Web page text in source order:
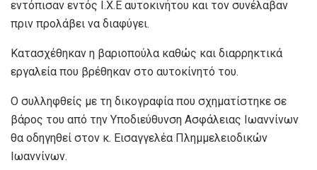
εντόπισαν εντός Ι.Χ.Ε αυτοκινήτου και τον συνέλαβαν
πριν προλάβει να διαφύγει.
Κατασχέθηκαν η βαριοπούλα καθώς και διαρρηκτικά
εργαλεία που βρέθηκαν στο αυτοκίνητό του.
Ο συλληφθείς με τη δικογραφία που σχηματίστηκε σε
βάρος του από την Υποδιεύθυνση Ασφάλειας Ιωαννίνων
θα οδηγηθεί στον κ. Εισαγγελέα Πλημμελειοδικών
Ιωαννίνων.